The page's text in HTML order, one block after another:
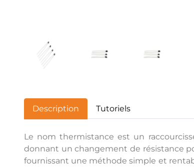
Description Tutoriels
Le nom thermistance est un
donnant un changement de résistance
fournissant une méthode simple et